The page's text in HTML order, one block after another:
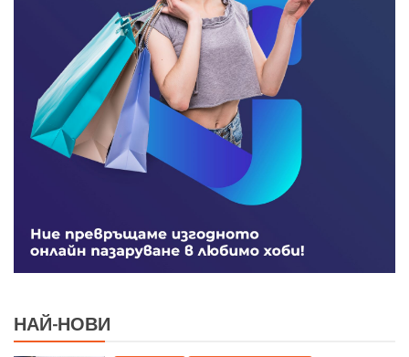
НАЙ-НОВИ